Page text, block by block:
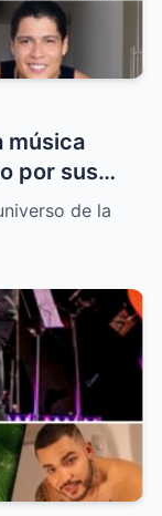
música
por sus
la boda de
de la